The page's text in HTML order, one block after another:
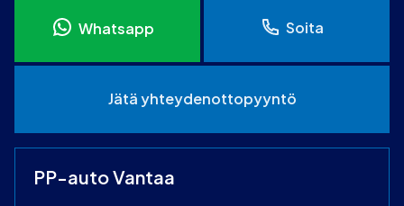
Whatsapp Soita
Jätä yhteydenottopyyntö
PP-auto Vantaa